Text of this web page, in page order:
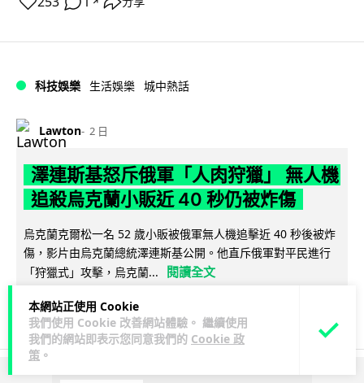
本網站正使用 Cookie
我們使用 Cookie 改善網站體驗。 繼續使用
我們的網站即表示您同意我們的 Cookie 政
策 。
科技娛樂 生活娛樂 城中熱話
Lawton 2 日
澤連斯基怒斥俄軍「人肉狩獵」 無人機
追殺烏克蘭小販近 40 秒仍被炸傷
烏克蘭克爾松一名 52 歲小販被俄軍無人機追擊近 40 秒後被炸
傷，影片由烏克蘭總統澤連斯基公開。他直斥俄軍對平民進行
「狩獵式」攻擊，烏克蘭...
閱讀全文
138 41 ↗ 分享